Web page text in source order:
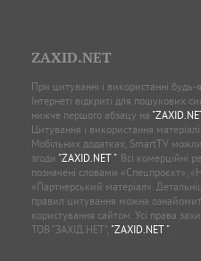
ZAXID.NET
При цитуванні і використанні будь-
Інтернеті відкриті для пошукових
нижче першого абзацу на
Цитування і використання
Мобільних додатках, SmartTV
згоди "ZAXID.NET ". Всі комерційні
позначені словами «Спецпроєкт»,
«Партнерський матеріал».
правил цитування можна
користування сайтом. Усі права
ТОВ “ЗАХІД.НЕТ”, "ZAXID.NET ".